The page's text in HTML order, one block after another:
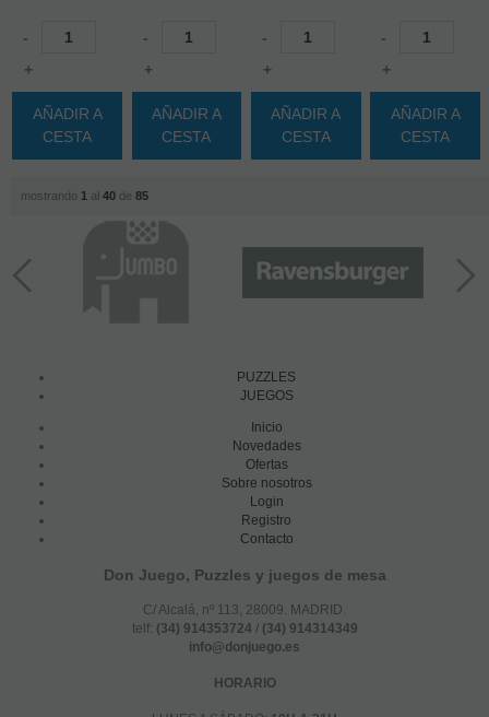
-
+
AÑADIR A
CESTA
-
+
AÑADIR A
CESTA
-
+
AÑADIR A
CESTA
-
+
AÑADIR A
CESTA
mostrando 1 al 40de 85
PUZZLES
JUEGOS
Inicio
Novedades
Ofertas
Sobre nosotros
Login
Registro
Contacto
Don Juego, Puzzles y juegos de mesa
C/ Alcalá, nº 113, 28009. MADRID.
telf: (34) 914353724/ (34) 914314349
info@donjuego.es
HORARIO